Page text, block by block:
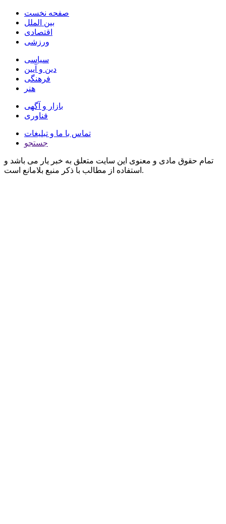
صفحه نخست
بین الملل
اقتصادی
ورزشی
سیاسی
دین و آیین
فرهنگی
هنر
بازار و آگهی
فناوری
تماس با ما و تبلیغات
جستجو
تمام حقوق مادی و معنوی این سایت متعلق به خبر یار می باشد و
استفاده از مطالب با ذکر منبع بلامانع است.